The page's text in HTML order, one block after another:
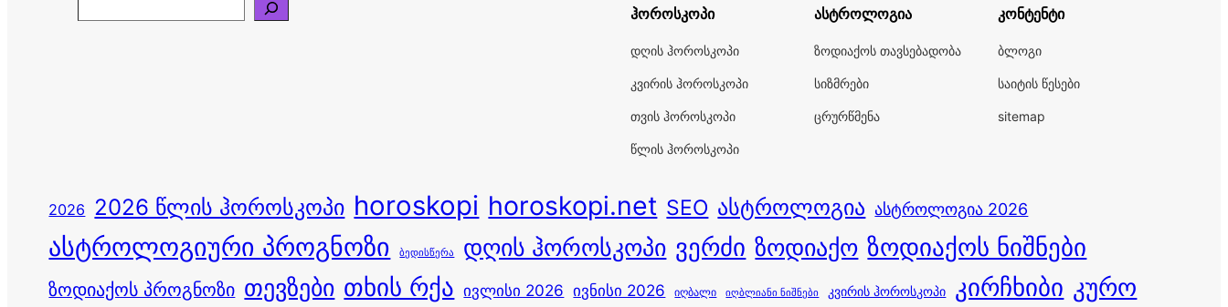
ჰოროსკოპი
დღის ჰოროსკოპი
კვირის ჰოროსკოპი
თვის ჰოროსკოპი
წლის ჰოროსკოპი
ასტროლოგია
ზოდიაქოს თავსებადობა
სიზმრები
ცრურწმენა
კონტენტი
ბლოგი
საიტის წესები
sitemap
2026 2026 წლის ჰოროსკოპი horoskopi horoskopi.net SEO ასტროლოგია ასტროლოგია 2026
ასტროლოგიური პროგნოზი ბედისწერა დღის ჰოროსკოპი ვერძი ზოდიაქო ზოდიაქოს ნიშნები
ზოდიაქოს პროგნოზი თევზები თხის რქა ივლისი 2026 ივნისი 2026 იღბალი იღბლიანი ნიშნები კვირის ჰოროსკოპი კირჩხიბი კურო